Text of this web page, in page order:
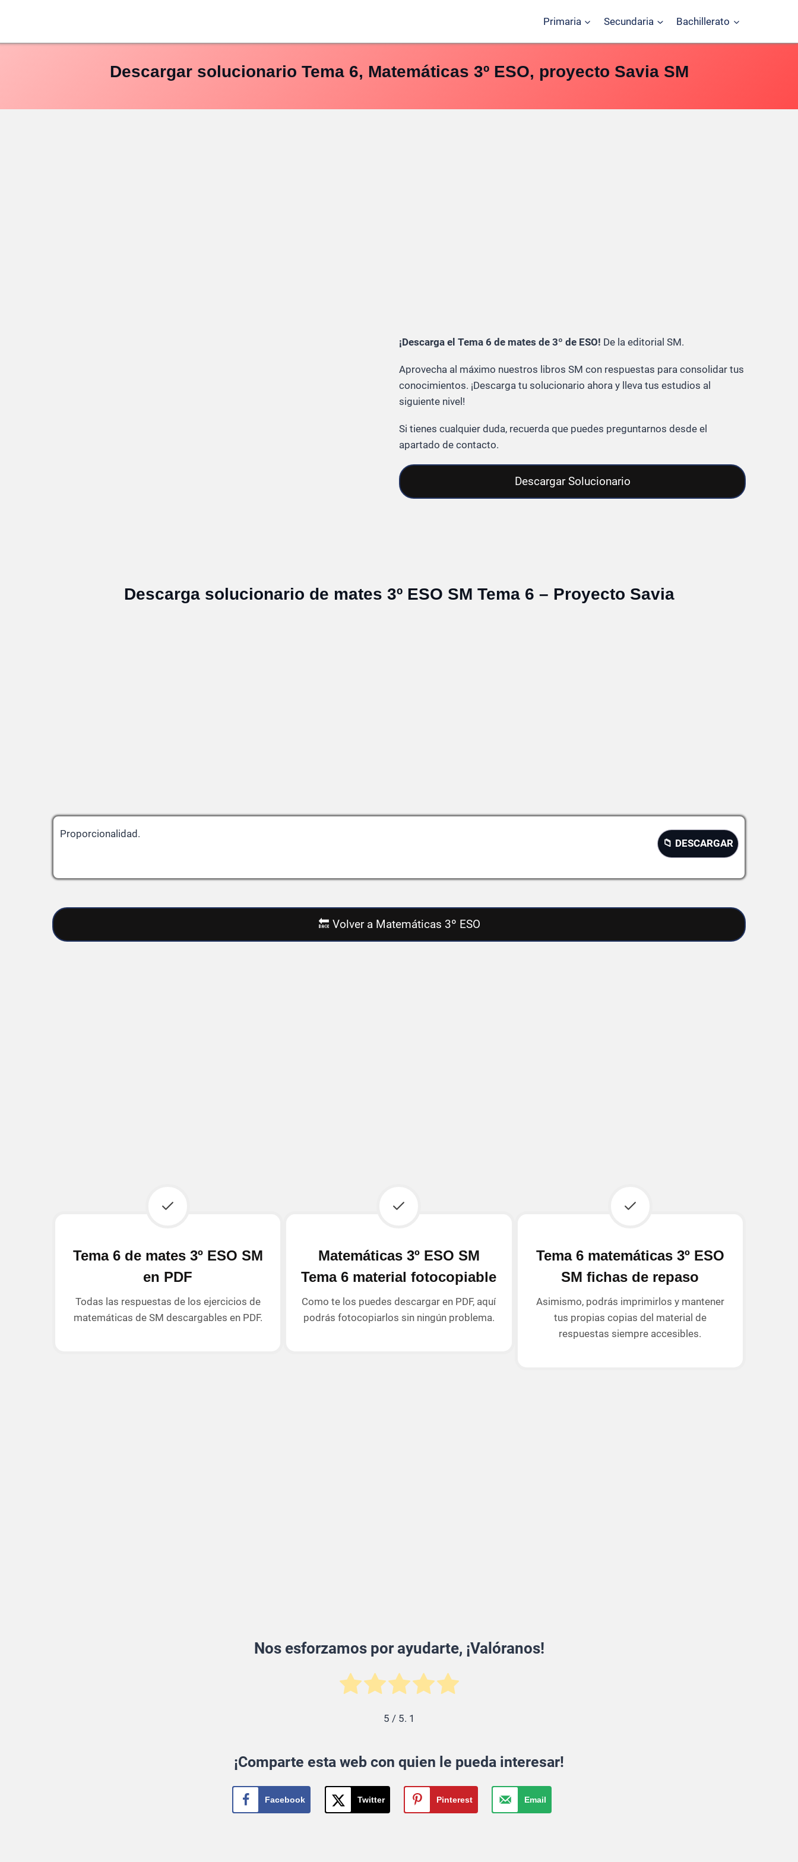
Primaria Secundaria Bachillerato
Descargar solucionario Tema 6, Matemáticas 3º ESO, proyecto Savia SM
¡Descarga el Tema 6 de mates de 3º de ESO! De la editorial SM.
Aprovecha al máximo nuestros libros SM con respuestas para consolidar tus
conocimientos. ¡Descarga tu solucionario ahora y lleva tus estudios al
siguiente nivel!
Si tienes cualquier duda, recuerda que puedes preguntarnos desde el
apartado de contacto.
Descargar Solucionario
Descarga solucionario de mates 3º ESO SM Tema 6 – Proyecto Savia
Proporcionalidad.
📁 DESCARGAR
🔙 Volver a Matemáticas 3º ESO
Tema 6 de mates 3º ESO SM
en PDF
Todas las respuestas de los ejercicios de
matemáticas de SM descargables en PDF.
Matemáticas 3º ESO SM
Tema 6 material fotocopiable
Como te los puedes descargar en PDF, aquí
podrás fotocopiarlos sin ningún problema.
Tema 6 matemáticas 3º ESO
SM fichas de repaso
Asimismo, podrás imprimirlos y mantener
tus propias copias del material de
respuestas siempre accesibles.
Nos esforzamos por ayudarte, ¡Valóranos!
5 / 5. 1
¡Comparte esta web con quien le pueda interesar!
Facebook Twitter Pinterest Email